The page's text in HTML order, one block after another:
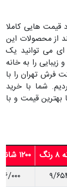
هایی کاملا
از محصولات این
می توانید یک
را به خانه
فرش تهران را با
شما با خرید
بهترین قیمت و با
۱۲۰۰ شانه ۱۲ رنگ
۰۰۰
۹/